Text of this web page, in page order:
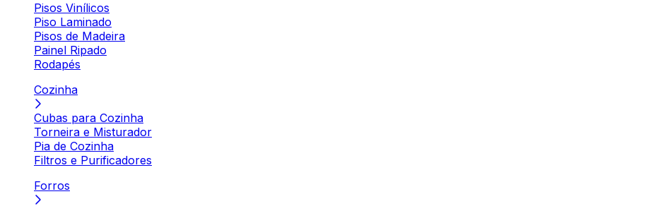
Pisos Vinílicos
Piso Laminado
Pisos de Madeira
Painel Ripado
Rodapés
Cozinha
Cubas para Cozinha
Torneira e Misturador
Pia de Cozinha
Filtros e Purificadores
Forros